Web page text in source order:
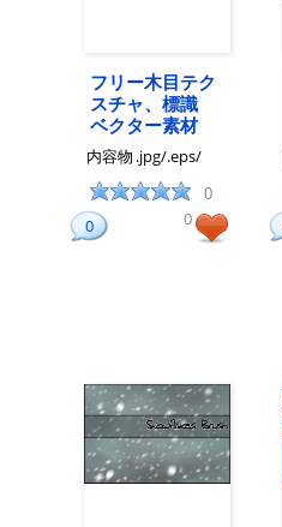
フリー木目テク
スチャ、標識
ベクター素材
内容物 .jpg/.eps/
0
0 0